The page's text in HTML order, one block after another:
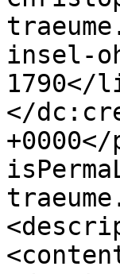
insel-
1790</
</